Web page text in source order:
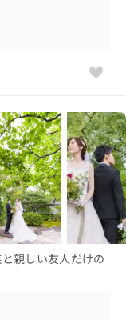
親しい友人だけの